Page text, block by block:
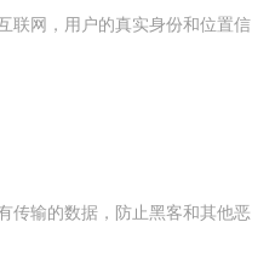
联网，用户的真实身份和位置信
传输的数据，防止黑客和其他恶